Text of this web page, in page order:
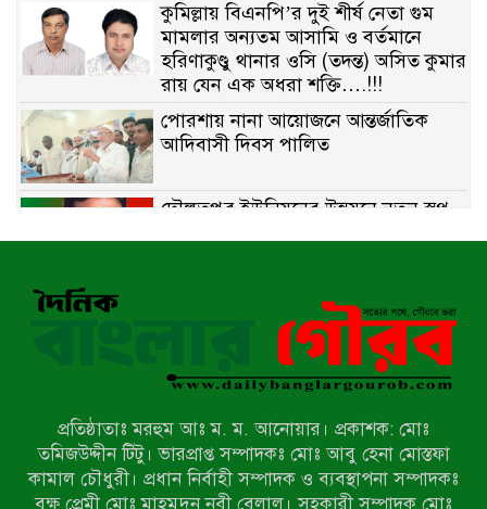
কুমিল্লায় বিএনপি’র দুই শীর্ষ নেতা গুম
মামলার অন্যতম আসামি ও বর্তমানে
হরিণাকুণ্ডু থানার ওসি (তদন্ত) অসিত কুমার
রায় যেন এক অধরা শক্তি….!!!
পোরশায় নানা আয়োজনে আন্তর্জাতিক
আদিবাসী দিবস পালিত
দৌলতপুর ইউনিয়নের উন্নয়নে নতুন স্বপ্ন
বাকেরগঞ্জে নিষিদ্ধ জালের বিরুদ্ধে
অভিযান, দুই ব্যবসায়ীকে ১ লাখ টাকা
রাজশাহীর মহানগরীতে মাদক বিরোধী
আদমদীঘিতে শুমারি স্বেচ্ছাসেবী নিয়োগে
যোগ্যতার ভিত্তিতে তালিকা প্রকাশ;
প্রতিষ্ঠাতাঃ মরহুম আঃ ম. ম. আনোয়ার। প্রকাশক: মোঃ
তমিজউদ্দীন টিটু। ভারপ্রাপ্ত সম্পাদকঃ মোঃ আবু হেনা মোস্তফা
কামাল চৌধুরী। প্রধান নির্বাহী সম্পাদক ও ব্যবস্থাপনা সম্পাদকঃ
বৃক্ষ প্রেমী মোঃ মাহমুদুন নবী বেলাল। সহকারী সম্পাদক মোঃ